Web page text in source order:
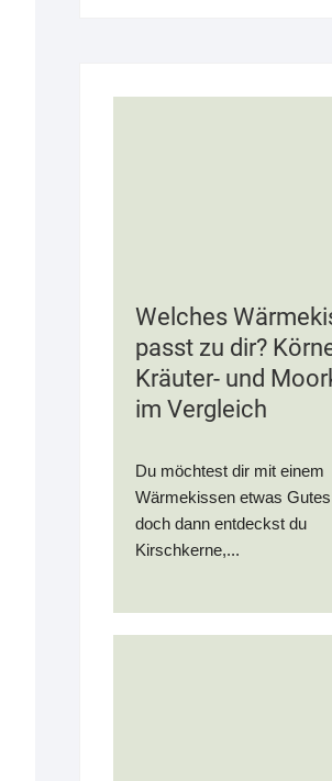
Welches
passt zu dir?
Kräuter- und
im Vergleich
Du möchtest dir mit einem
Wärmekissen etwas
doch dann entdeckst du
Kirschkerne,...